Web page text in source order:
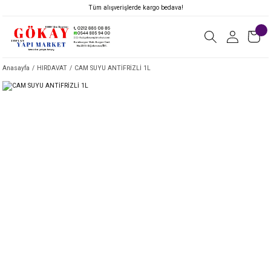
Tüm alışverişlerde kargo bedava!
Anasayfa HIRDAVAT CAM SUYU ANTİFRİZLİ 1L